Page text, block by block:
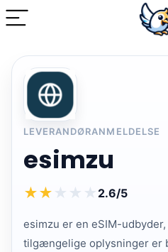
LEVERANDØRANMELDELSE
esimzu
★★ ★ ★ ★ 2.6/5
esimzu er en eSIM-
tilgængelige oplysninger er